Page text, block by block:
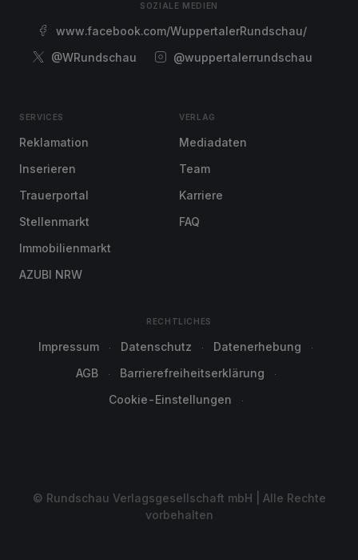
SOZIALE MEDIEN
www.facebook.com/WuppertalerRundschau/
@WRundschau
@wuppertalerrundschau
SERVICES
Reklamation
Inserieren
Trauerportal
Stellenmarkt
Immobilienmarkt
AZUBI NRW
VERLAG
Mediadaten
Team
Karriere
FAQ
RECHTLICHES
Impressum Datenschutz
Datenerhebung
AGB
Barrierefreiheitserklärung
Cookie-Einstellungen
© Rundschau Verlagsgesellschaft mbH | Alle Rechte
vorbehalten